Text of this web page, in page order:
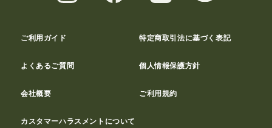
ご利用ガイド 特定商取引法に基づく表記
よくあるご質問 個人情報保護方針
会社概要 ご利用規約
カスタマーハラスメントについて